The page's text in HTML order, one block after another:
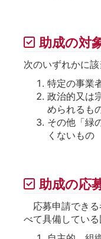
助成の対
次のいずれかに
特定の事業
政治的又は
められるも
その他「緑
くないもの
助成の応
応募申請できる
べて具備している